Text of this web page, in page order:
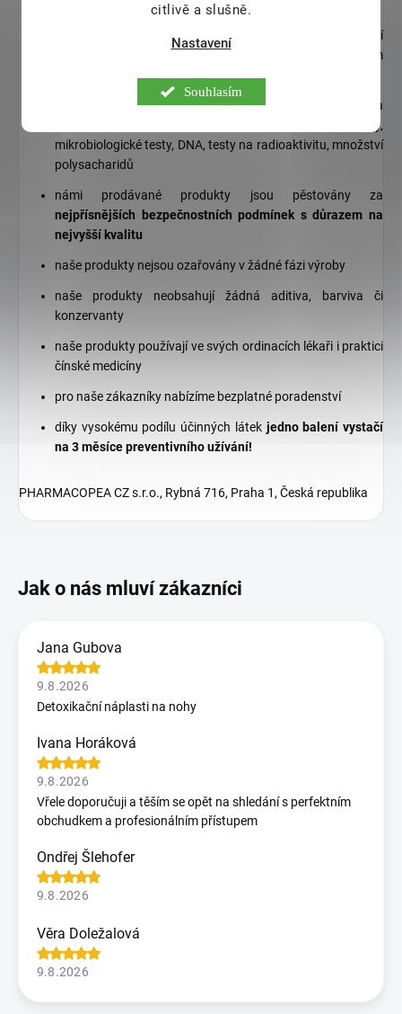
citlivě a slušně.
Nastavení
Souhlasím
(90% produktů z Reishi na trhu jsou rychlené – 3 měsíční
houby, pěstované v plastových pytlích s nízkým obsahem
polysacharidů)
na všechny produkty jsou prováděny v renomované a
nezávislé laboratoři testy na těžké kovy, pesticidy,
mikrobiologické testy, DNA, testy na radioaktivitu, množství
polysacharidů
námi prodávané produkty jsou pěstovány za
nejpřísnějších bezpečnostních podmínek s důrazem na
nejvyšší kvalitu
naše produkty nejsou ozařovány v žádné fázi výroby
naše produkty neobsahují žádná aditiva, barviva či
konzervanty
naše produkty používají ve svých ordinacích lékaři i praktici
čínské medicíny
pro naše zákazníky nabízíme bezplatné poradenství
díky vysokému podílu účinných látek jedno balení vystačí
na 3 měsíce preventivního užívání!
PHARMACOPEA CZ s.r.o., Rybná 716, Praha 1, Česká republika
Jana Gubova
9.8.2026
Detoxikační náplasti na nohy
Ivana Horáková
9.8.2026
Vřele doporučuji a těším se opět na shledání s perfektním
obchudkem a profesionálním přístupem
Ondřej Šlehofer
9.8.2026
Věra Doležalová
9.8.2026